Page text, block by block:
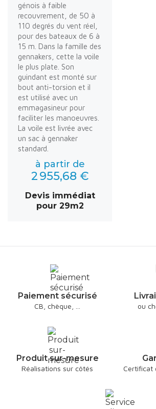
génois à faible
recouvrement, de 50 à
110 degrés du vent réel,
pour des bateaux de 6 à
15 m. Dans la famille des
gennakers, cette la voile
le plus plate. Son
guindant est monté sur
bout anti-torsion et il
est utilisé avec un
emmagasineur pour
faciliter les manoeuvres.
La voile est livrée avec
un sac à gennaker
standard.
à partir de
2 955,68 €
Devis immédiat
pour 29m2
Paiement sécurisé
CB, chèque, ... ou
Produit sur-mesure
Réalisations sur côtés Certificat